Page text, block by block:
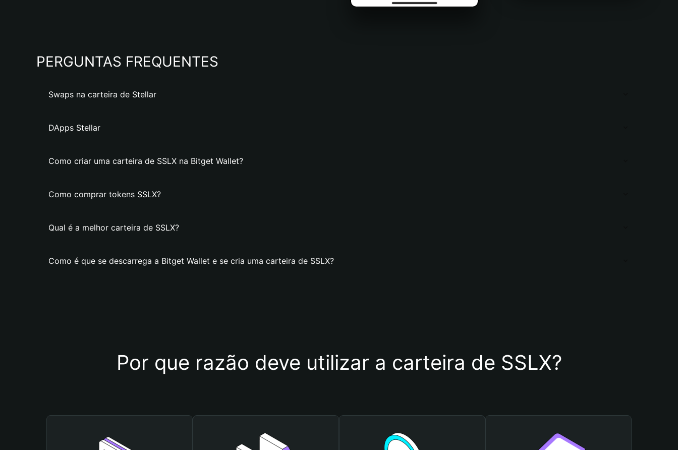
PERGUNTAS FREQUENTES
Swaps na carteira de Stellar
DApps Stellar
Como criar uma carteira de SSLX na Bitget Wallet?
Como comprar tokens SSLX?
Qual é a melhor carteira de SSLX?
Como é que se descarrega a Bitget Wallet e se cria uma carteira de SSLX?
Por que razão deve utilizar a carteira de SSLX?